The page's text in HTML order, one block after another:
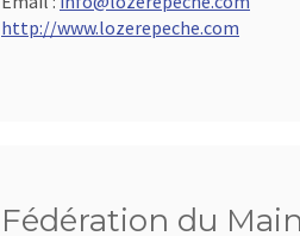
http://www.lozerepeche.com
Fédération du